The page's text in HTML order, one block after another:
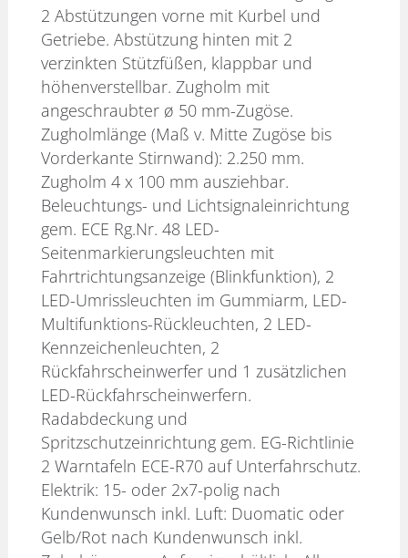
2 Abstützungen vorne mit Kurbel und
Getriebe. Abstützung hinten mit 2
verzinkten Stützfüßen, klappbar und
höhenverstellbar. Zugholm mit
angeschraubter ø 50 mm-Zugöse.
Zugholmlänge (Maß v. Mitte Zugöse bis
Vorderkante Stirnwand): 2.250 mm.
Zugholm 4 x 100 mm ausziehbar.
Beleuchtungs- und Lichtsignaleinrichtung
gem. ECE Rg.Nr. 48 LED-
Seitenmarkierungsleuchten mit
Fahrtrichtungsanzeige (Blinkfunktion), 2
LED-Umrissleuchten im Gummiarm, LED-
Multifunktions-Rückleuchten, 2 LED-
Kennzeichenleuchten, 2
Rückfahrscheinwerfer und 1 zusätzlichen
LED-Rückfahrscheinwerfern.
Radabdeckung und
Spritzschutzeinrichtung gem. EG-Richtlinie
2 Warntafeln ECE-R70 auf Unterfahrschutz.
Elektrik: 15- oder 2x7-polig nach
Kundenwunsch inkl. Luft: Duomatic oder
Gelb/Rot nach Kundenwunsch inkl.